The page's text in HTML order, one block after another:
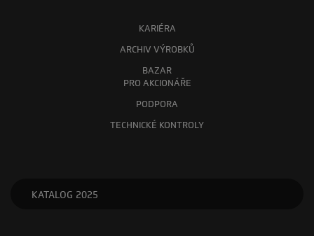
KARIÉRA
ARCHIV VÝROBKŮ
BAZAR
PRO AKCIONÁŘE
PODPORA
TECHNICKÉ KONTROLY
KATALOG 2025